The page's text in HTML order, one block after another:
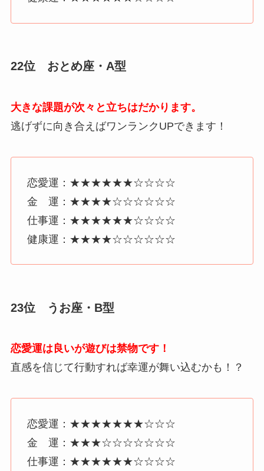
22位 おとめ座・A型
大きな課題が次々と立ちはだかります。
逃げずに向き合えばワンランクUPできます！
恋愛運：★★★★★★☆☆☆☆
金 運：★★★★☆☆☆☆☆☆
仕事運：★★★★★★☆☆☆☆
健康運：★★★★☆☆☆☆☆☆
23位 うお座・B型
恋愛運は良いが遊びは禁物です！
直感を信じて行動すれば幸運が舞い込むかも！？
恋愛運：★★★★★★★☆☆☆
金 運：★★★☆☆☆☆☆☆☆
仕事運：★★★★★★☆☆☆☆